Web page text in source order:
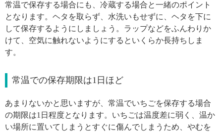
常温で保存する場合にも、冷蔵する場合と一緒のポイント
となります。ヘタを取らず、水洗いもせずに、ヘタを下に
して保存するようにしましょう。ラップなどをふんわりか
けて、空気に触れないようにするといくらか長持ちしま
す。
常温での保存期限は1日ほど
あまりないかと思いますが、常温でいちごを保存する場合
の期限は1日程度となります。いちごは温度差に弱く、温か
い場所に置いてしまうとすぐに傷んでしまうため、やむを